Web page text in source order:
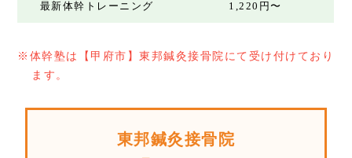
最新体幹トレーニング 1,220円〜
※体幹塾は【甲府市】東邦鍼灸接骨院にて受け付けており
ます。
東邦鍼灸接骨院